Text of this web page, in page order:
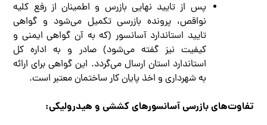
پس از تایید نهایی بازرس و اطمینان از رفع کلیه
نواقص، پرونده بازرسی تکمیل می‌شود و گواهی
تایید استاندارد آسانسور (که به آن گواهی ایمنی و
کیفیت نیز گفته می‌شود) صادر و به اداره کل
استاندارد استان ارسال می‌گردد. این گواهی برای ارائه
به شهرداری و اخذ پایان کار ساختمان معتبر است.
تفاوت‌های بازرسی آسانسورهای کششی و هیدرولیکی: